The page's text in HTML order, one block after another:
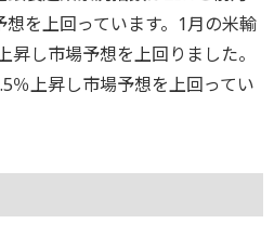
を上回っています。1月の米輸
昇し市場予想を上回りました。
％上昇し市場予想を上回ってい